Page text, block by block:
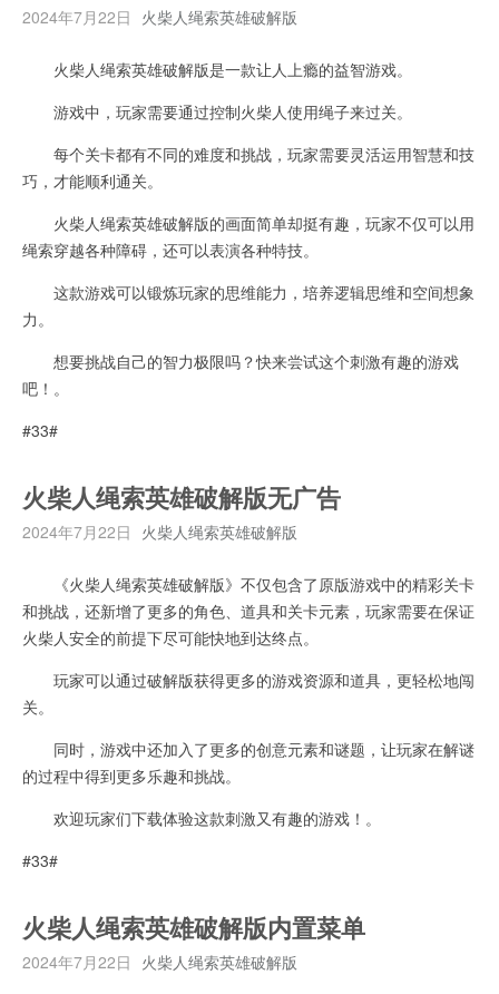
2024年7月22日 火柴人绳索英雄破解版
火柴人绳索英雄破解版是一款让人上瘾的益智游戏。
游戏中，玩家需要通过控制火柴人使用绳子来过关。
每个关卡都有不同的难度和挑战，玩家需要灵活运用智慧和技
巧，才能顺利通关。
火柴人绳索英雄破解版的画面简单却挺有趣，玩家不仅可以用
绳索穿越各种障碍，还可以表演各种特技。
这款游戏可以锻炼玩家的思维能力，培养逻辑思维和空间想象
力。
想要挑战自己的智力极限吗？快来尝试这个刺激有趣的游戏
吧！。
#33#
火柴人绳索英雄破解版无广告
2024年7月22日 火柴人绳索英雄破解版
《火柴人绳索英雄破解版》不仅包含了原版游戏中的精彩关卡
和挑战，还新增了更多的角色、道具和关卡元素，玩家需要在保证
火柴人安全的前提下尽可能快地到达终点。
玩家可以通过破解版获得更多的游戏资源和道具，更轻松地闯
关。
同时，游戏中还加入了更多的创意元素和谜题，让玩家在解谜
的过程中得到更多乐趣和挑战。
欢迎玩家们下载体验这款刺激又有趣的游戏！。
#33#
火柴人绳索英雄破解版内置菜单
2024年7月22日 火柴人绳索英雄破解版